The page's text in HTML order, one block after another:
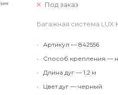
Под заказ
Багажная система LUX
•
Артикул — 842556
•
Способ крепления —
•
Длина дуг — 1,2 м
•
Цвет дуг — черный